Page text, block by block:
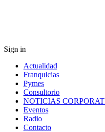
Sign in
Actualidad
Franquicias
Pymes
Consultorio
NOTICIAS
Eventos
Radio
Contacto